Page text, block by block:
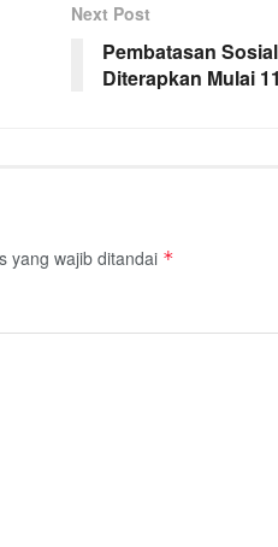
Next Post
Pembatasan
Diterapkan Mulai
yang wajib ditandai *